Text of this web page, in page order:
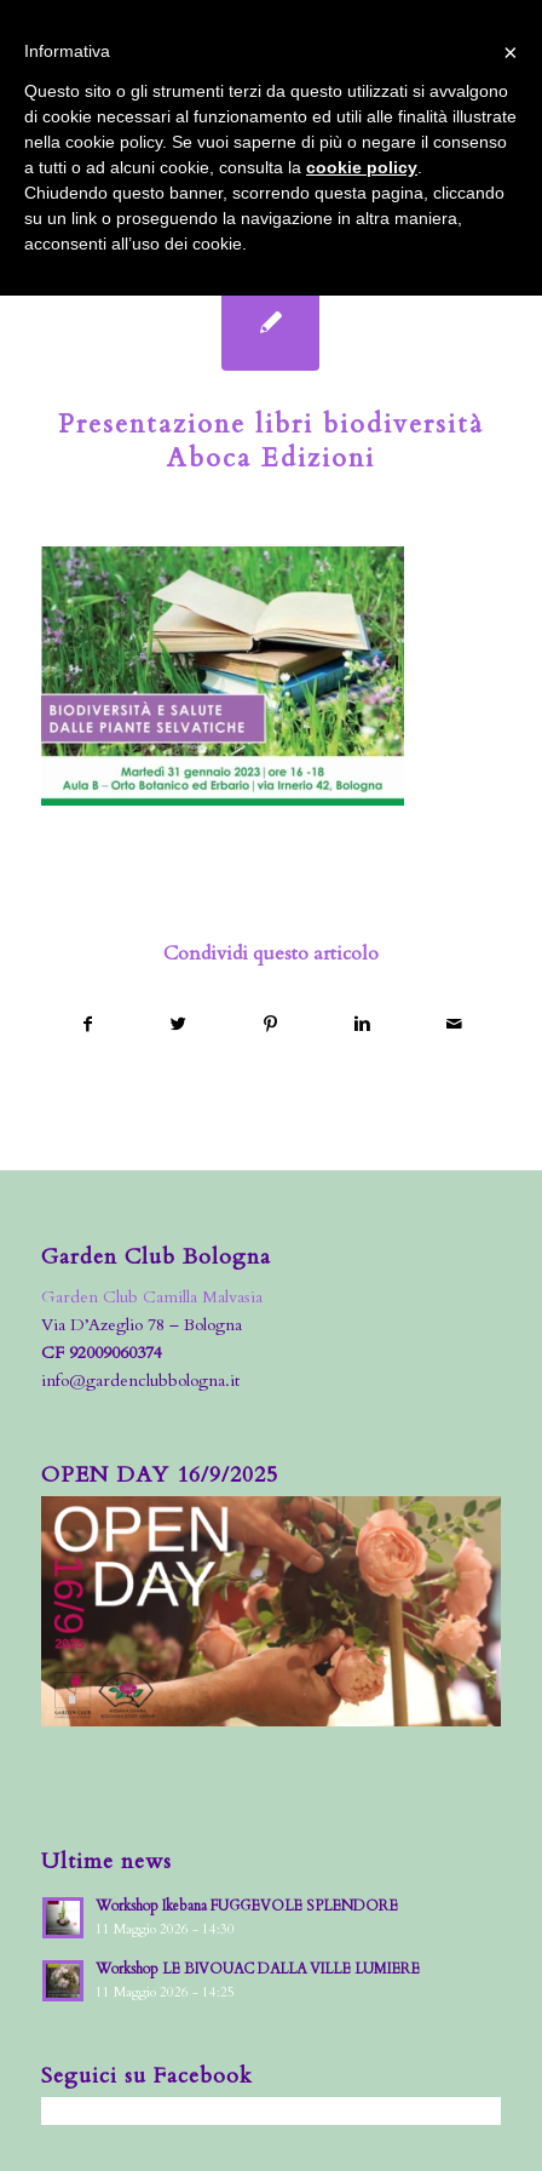
Il Blog del Garden Club di Bologna
Presentazione libri biodiversità
Aboca Edizioni
Condividi questo articolo
Garden Club Bologna
Garden Club Camilla Malvasia
Via D’Azeglio 78 – Bologna
CF 92009060374
info@gardenclubbologna.it
OPEN DAY 16/9/2025
Ultime news
Workshop Ikebana FUGGEVOLE SPLENDORE
11 Maggio 2026 - 14:30
Workshop LE BIVOUAC DALLA VILLE LUMIERE
11 Maggio 2026 - 14:25
Seguici su Facebook
accetta l'uso dei cookies previsto nella pagina dedicata.
Fai clic per abilitare/disabilitare il tracciamento di
Google Analytics.
OK Privacy e cookie policy
×
Informativa
Questo sito o gli strumenti terzi da questo utilizzati si avvalgono
di cookie necessari al funzionamento ed utili alle finalità illustrate
nella cookie policy. Se vuoi saperne di più o negare il consenso
a tutti o ad alcuni cookie, consulta la cookie policy
Chiudendo questo banner, scorrendo questa pagina, cliccando
su un link o proseguendo la navigazione in altra maniera,
acconsenti all’uso dei cookie.